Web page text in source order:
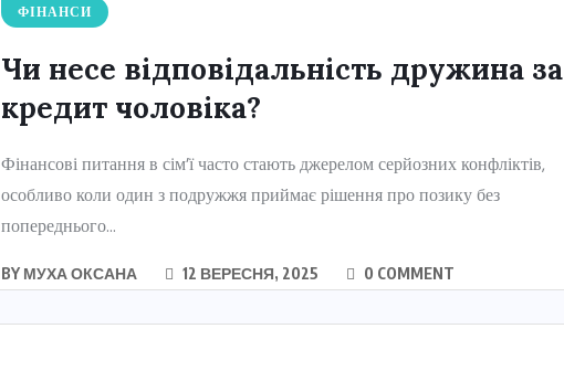
ФІНАНСИ
Чи несе відповідальність дружина за
кредит чоловіка?
Фінансові питання в сім’ї часто стають джерелом серйозних конфліктів,
особливо коли один з подружжя приймає рішення про позику без
попереднього...
BY МУХА ОКСАНА 12 ВЕРЕСНЯ, 2025 0 COMMENT